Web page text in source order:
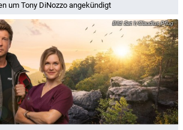
um Tony DiNozzo angekündigt
Sat.1/Claudius Pflug